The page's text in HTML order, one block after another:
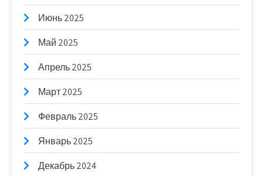
Июнь 2025
Май 2025
Апрель 2025
Март 2025
Февраль 2025
Январь 2025
Декабрь 2024